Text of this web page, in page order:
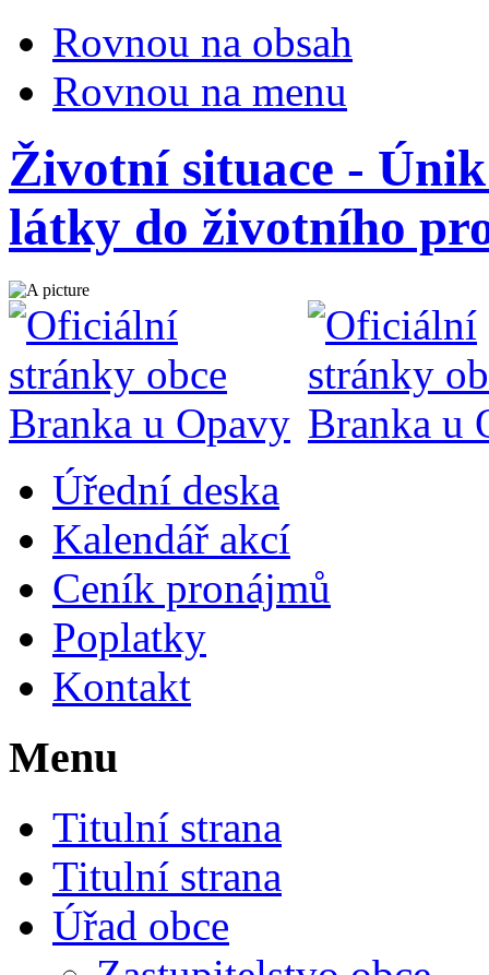
Rovnou na obsah
Rovnou na menu
Životní situace - Únik
látky do životního
Úřední deska
Kalendář akcí
Ceník pronájmů
Poplatky
Kontakt
Menu
Titulní strana
Titulní strana
Úřad obce